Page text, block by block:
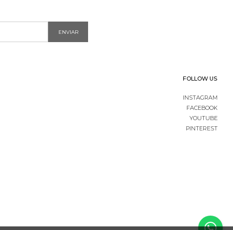
ENVIAR
FOLLOW US
INSTAGRAM
FACEBOOK
YOUTUBE
PINTEREST